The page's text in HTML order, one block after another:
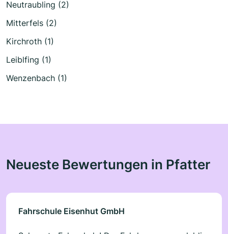
Neutraubling (2)
Mitterfels (2)
Kirchroth (1)
Leiblfing (1)
Wenzenbach (1)
Neueste Bewertungen in Pfatter
Fahrschule Eisenhut GmbH